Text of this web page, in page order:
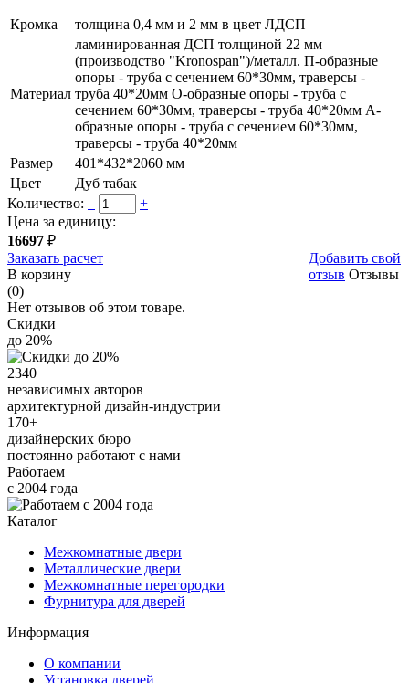
Кромка толщина 0,4 мм и 2 мм в цвет ЛДСП
Материал
ламинированная ДСП толщиной 22 мм
(производство "Kronospan")/металл. П-образные
опоры - труба с сечением 60*30мм, траверсы -
труба 40*20мм О-образные опоры - труба с
сечением 60*30мм, траверсы - труба 40*20мм А-
образные опоры - труба с сечением 60*30мм,
траверсы - труба 40*20мм
Размер
401*432*2060 мм
Цвет
Дуб табак
Количество: –
+
Цена за единицу:
16697 ₽
Заказать расчет
В корзину
Добавить свой
отзыв Отзывы
(0)
Нет отзывов об этом товаре.
Скидки
до 20%
2340
независимых авторов
архитектурной дизайн-индустрии
170+
дизайнерских бюро
постоянно работают с нами
Работаем
с 2004 года
Каталог
Межкомнатные двери
Металлические двери
Межкомнатные перегородки
Фурнитура для дверей
Информация
О компании